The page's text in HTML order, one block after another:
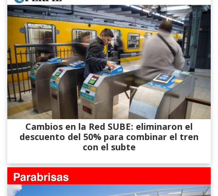
Cambios en la Red SUBE: eliminaron el
descuento del 50% para combinar el tren
con el subte